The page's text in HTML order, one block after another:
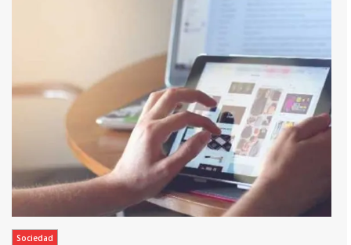
Sociedad